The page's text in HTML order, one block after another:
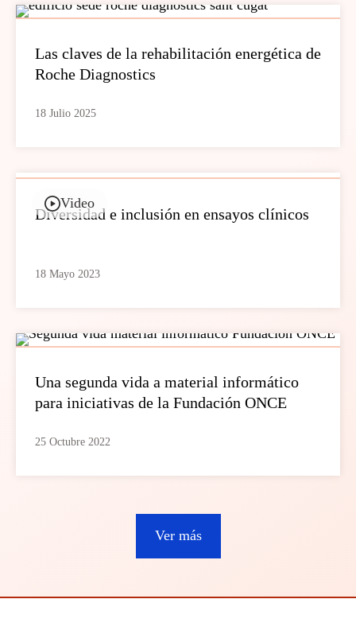
Las claves de la rehabilitación energética de
Roche Diagnostics
18 Julio 2025
Video
Diversidad e inclusión en ensayos clínicos
18 Mayo 2023
Una segunda vida a material informático
para iniciativas de la Fundación ONCE
25 Octubre 2022
Ver más